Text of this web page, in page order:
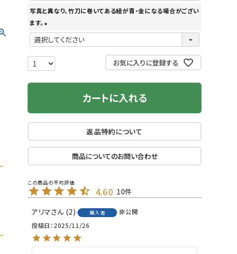
必
須
)
写真と異なり、竹刀に巻いてある紐が青・金になる場合がござい
ます。
(
必
須
)
お気に入りに登録する
カートに入れる
返品特約について
商品についてのお問い合わせ
4.60 10
アリマ 2 購入者
非公開
投稿日 2025/11/26